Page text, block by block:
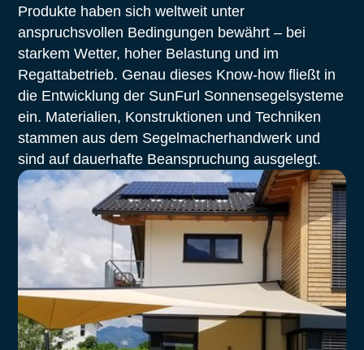
Produkte haben sich weltweit unter
anspruchsvollen Bedingungen bewährt – bei
starkem Wetter, hoher Belastung und im
Regattabetrieb. Genau dieses Know-how fließt in
die Entwicklung der SunFurl Sonnensegelsysteme
ein. Materialien, Konstruktionen und Techniken
stammen aus dem Segelmacherhandwerk und
sind auf dauerhafte Beanspruchung ausgelegt.